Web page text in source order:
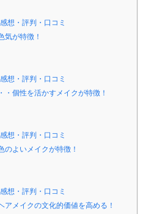
想・評判・口コミ
気が特徴！
想・評判・口コミ
個性を活かすメイクが特徴！
想・評判・口コミ
のよいメイクが特徴！
想・評判・口コミ
メイクの文化的価値を高める！